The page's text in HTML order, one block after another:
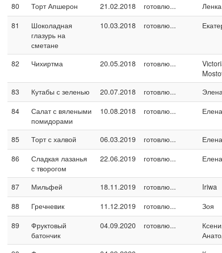
80 Торт Апшерон 21.02.2018 готовлю...
81
Шоколадная
глазурь на
сметане
10.03.2018 готовлю...
82 Чихиртма 20.05.2018 готовлю...
83
Кутабы с зеленью 20.07.2018 готовлю...
84
Салат с вялеными
помидорами
10.08.2018 готовлю...
85 Торт с халвой 06.03.2019 готовлю...
Елена
86
Сладкая лазанья
с творогом
22.06.2019 готовлю...
87 Мильфей 18.11.2019 готовлю...
Iriwa
88
Гречневик 11.12.2019 готовлю...
Зоя
89
Фруктовый
батончик
04.09.2020 готовлю...